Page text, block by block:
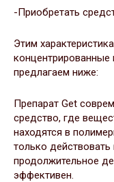
-Приобретать
Этим
предлагаем ниже:
Препарат Get
средство, где
находятся в
только
продолжительное
эффективен.